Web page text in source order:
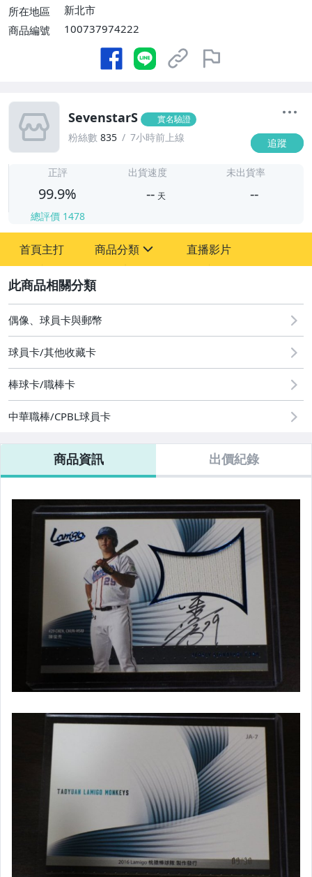
所在地區
新北市
商品編號
100737974222
SevenstarS 實名驗證
粉絲數 835 7小時前上線 追蹤
正評
99.9%
總評價 1478
出貨速度
-- 天
未出貨率
--
首頁主打 商品分類
成人專區
偶像、球員卡與郵幣
直播影片
偶像、球員卡與郵幣
球員卡/其他收藏卡
棒球卡/職棒卡
中華職棒/CPBL球員卡
商品資訊 出價紀錄